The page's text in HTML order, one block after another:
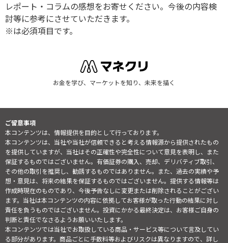
レポート・コラムの感想をお寄せください。今後の内容検
討等に参考にさせていただきます。
※は必須項目です。
お金を学び、マーケットを知り、未来を描く
ご留意事項
本コンテンツは、情報提供を目的として行っております。
本コンテンツは、当社や当社が信頼できると考える情報源から提供されたもの
を提供していますが、当社はその正確性や完全性について意見を表明し、また
保証するものではございません。有価証券の購入、売却、デリバティブ取引、
その他の取引を推奨し、勧誘するものではありません。また、過去の実績や予
想・意見は、将来の結果を保証するものではございません。提供する情報等は
作成時現在のものであり、今後予告なしに変更または削除されることがござい
ます。当社は本コンテンツの内容に依拠してお客様が取った行動の結果に対し
責任を負うものではございません。投資にかかる最終決定は、お客様ご自身の
判断と責任でなさるようお願いいたします。
本コンテンツでは当社でお取扱している商品・サービス等について言及してい
る部分があります。商品ごとに手数料等およびリスクは異なりますので、詳し